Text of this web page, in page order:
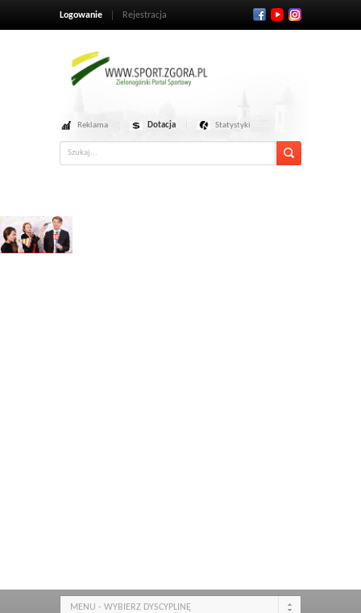
Logowanie Rejestracja
Reklama Dotacja Statystyki
MENU - WYBIERZ DYSCYPLINĘ